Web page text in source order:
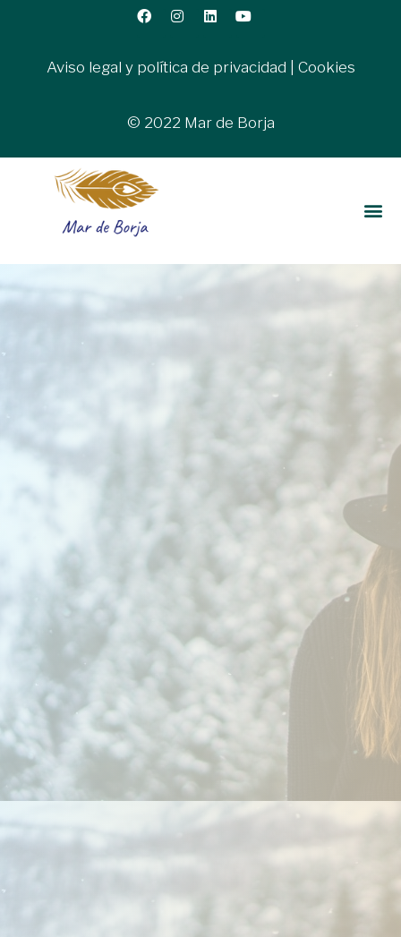
Aviso legal y política de privacidad Cookies
© 2022 Mar de Borja